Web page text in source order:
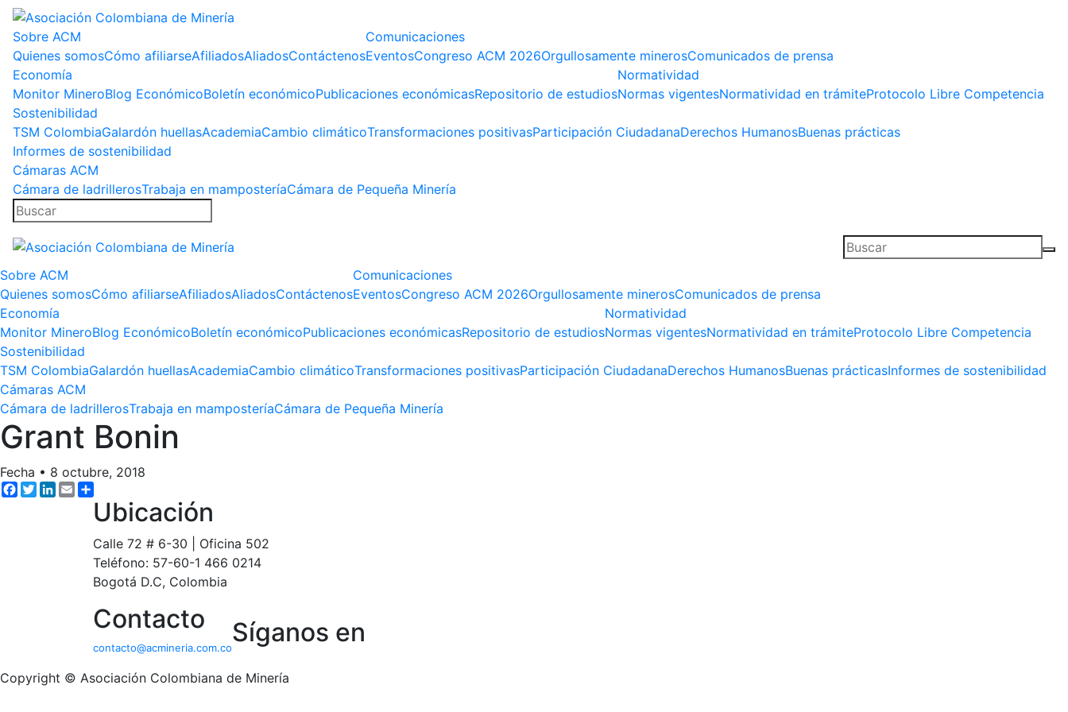
Sobre ACM
Quienes somosCómo afiliarseAfiliadosAliadosContáctenos
Comunicaciones
EventosCongreso ACM 2026Orgullosamente minerosComunicados de prensa
Economía
Monitor MineroBlog EconómicoBoletín económicoPublicaciones económicasRepositorio de estudios
Normatividad
Normas vigentesNormatividad en trámiteProtocolo Libre Competencia
Sostenibilidad
TSM ColombiaGalardón huellasAcademiaCambio climáticoTransformaciones positivasParticipación CiudadanaDerechos HumanosBuenas prácticas
Informes de sostenibilidad
Cámaras ACM
Cámara de ladrillerosTrabaja en mamposteríaCámara de Pequeña Minería
Sobre ACM
Quienes somosCómo afiliarseAfiliadosAliadosContáctenos
Comunicaciones
EventosCongreso ACM 2026Orgullosamente minerosComunicados de prensa
Economía
Monitor MineroBlog EconómicoBoletín económicoPublicaciones económicasRepositorio de estudios
Normatividad
Normas vigentesNormatividad en trámiteProtocolo Libre Competencia
Sostenibilidad
TSM ColombiaGalardón huellasAcademiaCambio climáticoTransformaciones positivasParticipación CiudadanaDerechos HumanosBuenas prácticasInformes de sostenibilidad
Cámaras ACM
Cámara de ladrillerosTrabaja en mamposteríaCámara de Pequeña Minería
Grant Bonin
Fecha • 8 octubre, 2018
Facebook
TwitterLinkedIn
Email
Ubicación
Calle 72 # 6-30 | Oficina 502
Teléfono: 57-60-1 466 0214
Bogotá D.C, Colombia
Contacto
contacto@acmineria.com.coSíganos en
Copyright © Asociación Colombiana de Minería